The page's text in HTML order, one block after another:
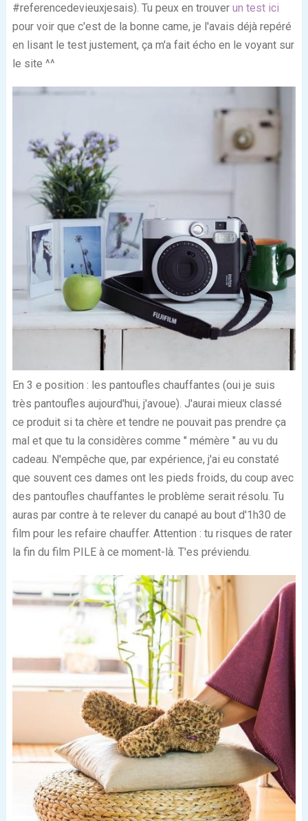
#referencedevieuxjesais). Tu peux en trouver un test ici
pour voir que c'est de la bonne came, je l'avais déjà repéré
en lisant le test justement, ça m'a fait écho en le voyant sur
le site ^^
En 3 e position : les pantoufles chauffantes (oui je suis
très pantoufles aujourd'hui, j'avoue). J'aurai mieux classé
ce produit si ta chère et tendre ne pouvait pas prendre ça
mal et que tu la considères comme " mémère " au vu du
cadeau. N'empêche que, par expérience, j'ai eu constaté
que souvent ces dames ont les pieds froids, du coup avec
des pantoufles chauffantes le problème serait résolu. Tu
auras par contre à te relever du canapé au bout d'1h30 de
film pour les refaire chauffer. Attention : tu risques de rater
la fin du film PILE à ce moment-là. T'es préviendu.